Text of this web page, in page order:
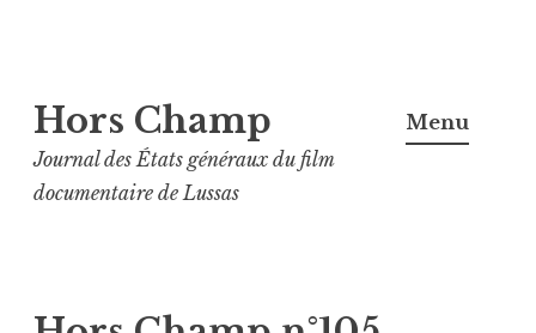
au
contenu
principal
Hors Champ
Journal des États généraux du film
documentaire de Lussas
Menu